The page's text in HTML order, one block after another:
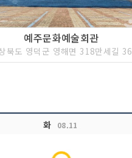
예주문화예술회관
북도 영덕군 영해면 318만세길 36
화 08.11